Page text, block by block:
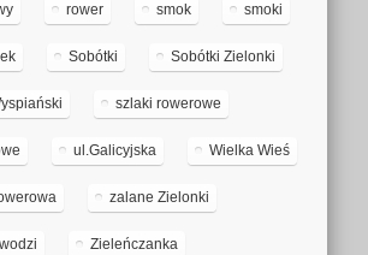
rower smok smoki
Sobótki Sobótki Zielonki
szlaki rowerowe
ul.Galicyjska Wielka Wieś
zalane Zielonki
Zieleńczanka